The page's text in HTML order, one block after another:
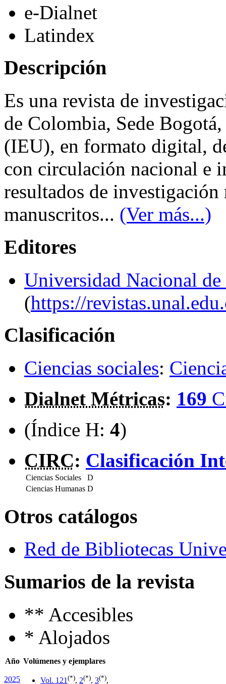
e-Dialnet
Latindex
Descripción
Es una revista de
de Colombia, Sede
(IEU), en formato digital,
con circulación nacional e
resultados de
manuscritos... (Ver más...)
Editores
Universidad Nacional
(https://
Clasificación
Ciencias sociales:
Dialnet Métricas: 169
(Índice H: 4)
CIRC: Clasificación
Ciencias Sociales
D
Ciencias Humanas D
Otros catálogos
Red de Bibliotecas
Sumarios de la revista
** Accesibles
* Alojados
Año Volúmenes y ejemplares
2025 Vol. 121 (*), 2(*), 3(*),